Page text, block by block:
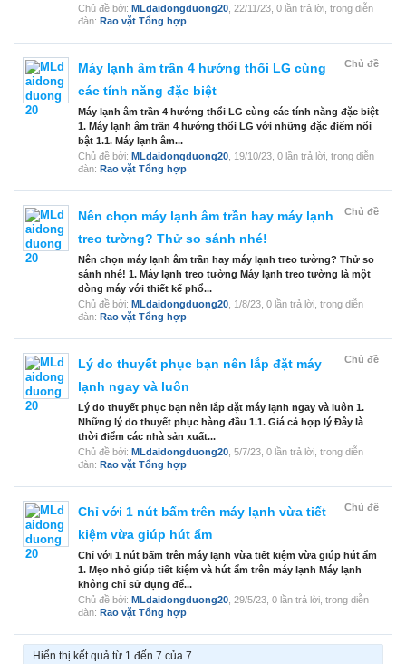
Chủ đề bởi: MLdaidongduong20 22/11/23 , 0 lần trả lời, trong diễn
đàn: Rao vặt Tổng hợp
Chủ đề
Máy lạnh âm trần 4 hướng thổi LG cùng
các tính năng đặc biệt
Máy lạnh âm trần 4 hướng thổi LG cùng các tính năng đặc biệt
1. Máy lạnh âm trần 4 hướng thổi LG với những đặc điểm nổi
bật 1.1. Máy lạnh âm...
Chủ đề bởi: MLdaidongduong20 19/10/23 , 0 lần trả lời, trong diễn
đàn: Rao vặt Tổng hợp
Chủ đề
Nên chọn máy lạnh âm trần hay máy lạnh
treo tường? Thử so sánh nhé!
Nên chọn máy lạnh âm trần hay máy lạnh treo tường? Thử so
sánh nhé! 1. Máy lạnh treo tường Máy lạnh treo tường là một
dòng máy với thiết kế phổ...
Chủ đề bởi: MLdaidongduong20 1/8/23 , 0 lần trả lời, trong diễn
đàn: Rao vặt Tổng hợp
Chủ đề
Lý do thuyết phục bạn nên lắp đặt máy
lạnh ngay và luôn
Lý do thuyết phục bạn nên lắp đặt máy lạnh ngay và luôn 1.
Những lý do thuyết phục hàng đầu 1.1. Giá cả hợp lý Đây là
thời điểm các nhà sản xuất...
Chủ đề bởi: MLdaidongduong20 5/7/23 , 0 lần trả lời, trong diễn
đàn: Rao vặt Tổng hợp
Chủ đề
Chỉ với 1 nút bấm trên máy lạnh vừa tiết
kiệm vừa giúp hút ẩm
Chỉ với 1 nút bấm trên máy lạnh vừa tiết kiệm vừa giúp hút ẩm
1. Mẹo nhỏ giúp tiết kiệm và hút ẩm trên máy lạnh Máy lạnh
không chỉ sử dụng để...
Chủ đề bởi: MLdaidongduong20 29/5/23 , 0 lần trả lời, trong diễn
đàn: Rao vặt Tổng hợp
Hiển thị kết quả từ 1 đến 7 của 7